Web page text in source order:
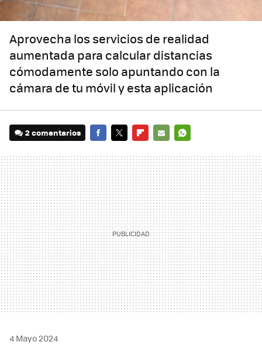
Aprovecha los servicios de realidad
aumentada para calcular distancias
cómodamente solo apuntando con la
cámara de tu móvil y esta aplicación
2 comentarios
MAIL
4 Mayo 2024